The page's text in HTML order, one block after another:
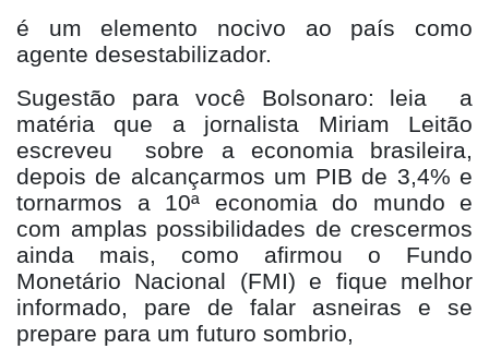
é um elemento nocivo ao país como
agente desestabilizador.
Sugestão para você Bolsonaro: leia a
matéria que a jornalista Miriam Leitão
escreveu sobre a economia brasileira,
depois de alcançarmos um PIB de 3,4% e
tornarmos a 10ª economia do mundo e
com amplas possibilidades de crescermos
ainda mais, como afirmou o Fundo
Monetário Nacional (FMI) e fique melhor
informado, pare de falar asneiras e se
prepare para um futuro sombrio,